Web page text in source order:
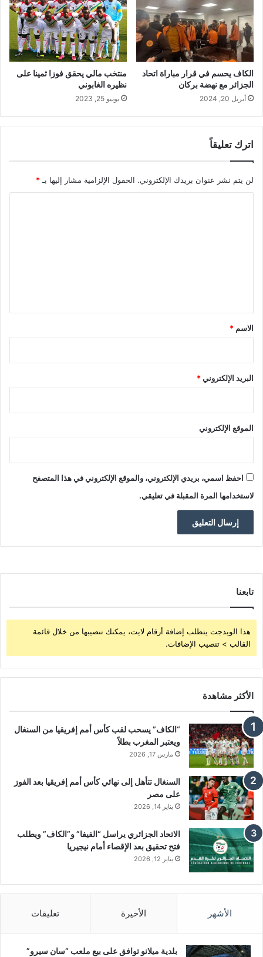
الكاف يحسم في قرار مباراة اتحاد
الجزائر مع نهضة بركان
أبريل 20, 2024
منتخب مالي يحقق فوزا ثمينا على
نظيره الغابوني
يونيو 25, 2023
اترك تعليقاً
لن يتم نشر عنوان بريدك الإلكتروني. الحقول الإلزامية مشار إليها بـ *
*
الاسم *
البريد الإلكتروني*
الموقع الإلكتروني
احفظ اسمي، بريدي الإلكتروني، والموقع الإلكتروني في هذا المتصفح
لاستخدامها المرة المقبلة في تعليقي.
تابعنا
هذا الويدجت يتطلب إضافة أرقام لايت، يمكنك تنصيبها من خلال قائمة
القالب > تنصيب الإضافات.
الأكثر مشاهدة
“الكاف” يسحب لقب كأس أمم إفريقيا من السنغال
ويعتبر المغرب بطلاً
مارس 17, 2026
السنغال تتأهل إلى نهائي كأس أمم إفريقيا بعد الفوز
على مصر
يناير 14, 2026
الاتحاد الجزائري يراسل “الفيفا” و”الكاف” ويطلب
فتح تحقيق بعد الإقصاء أمام نيجيريا
يناير 12, 2026
الأشهر الأخيرة تعليقات
بلدية ميلانو توافق على بيع ملعب “سان سيرو”